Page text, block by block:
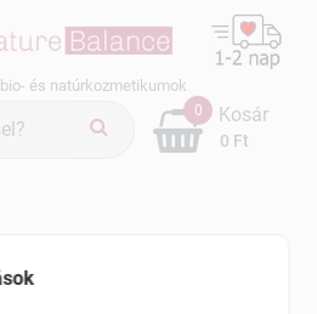
és natúrkozmetikumok
0
0 Ft
Kosár